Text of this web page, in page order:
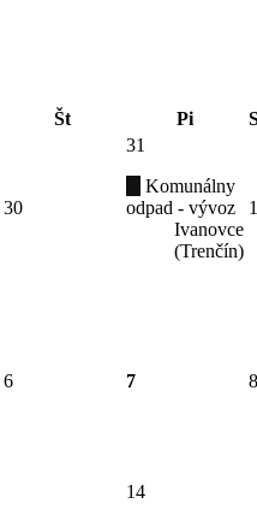
Št Pi
30
31
Komunálny
odpad - vývoz
Ivanovce
(Trenčín)
1
6 7 8
14